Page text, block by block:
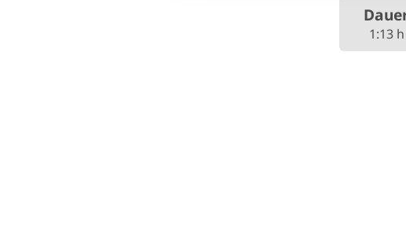
1:13 h